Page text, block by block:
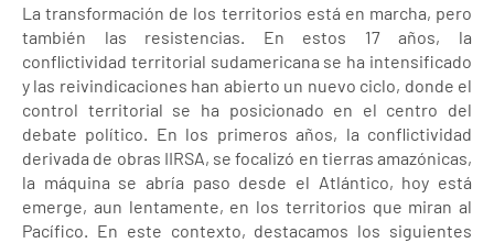
La transformación de los territorios está en marcha, pero
también las resistencias. En estos 17 años, la
conflictividad territorial sudamericana se ha intensificado
y las reivindicaciones han abierto un nuevo ciclo, donde el
control territorial se ha posicionado en el centro del
debate político. En los primeros años, la conflictividad
derivada de obras IIRSA, se focalizó en tierras amazónicas,
la máquina se abría paso desde el Atlántico, hoy está
emerge, aun lentamente, en los territorios que miran al
Pacífico. En este contexto, destacamos los siguientes